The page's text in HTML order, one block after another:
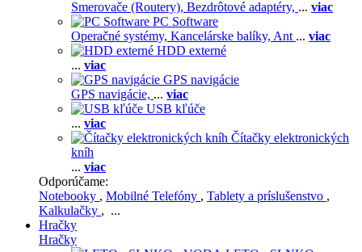
Smerovače (Routery), Bezdrôtové adaptéry, ... viac
PC Software
Operačné systémy, Kancelárske balíky, Ant ... viac
HDD externé
... viac
GPS navigácie
GPS navigácie, ... viac
USB kľúče
... viac
Čítačky elektronických
kníh
... viac
Odporúčame:
Notebooky , Mobilné Telefóny , Tablety a príslušenstvo ,
Kalkulačky , ...
Hračky
Hračky